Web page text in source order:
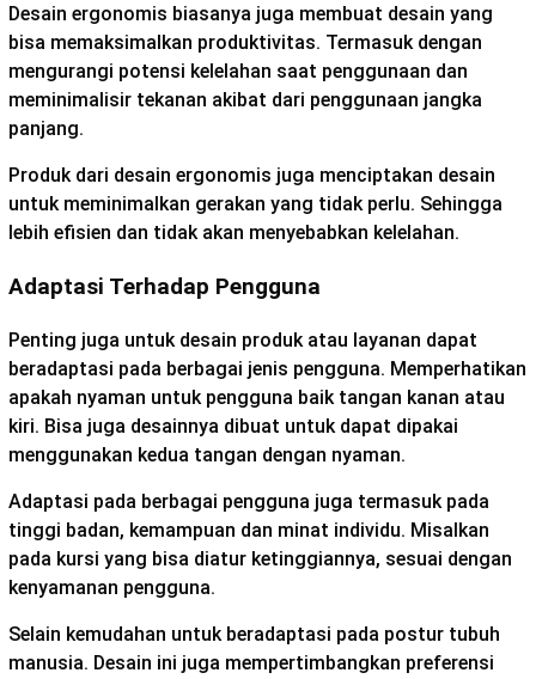
Desain ergonomis biasanya juga membuat desain yang
bisa memaksimalkan produktivitas. Termasuk dengan
mengurangi potensi kelelahan saat penggunaan dan
meminimalisir tekanan akibat dari penggunaan jangka
panjang.
Produk dari desain ergonomis juga menciptakan desain
untuk meminimalkan gerakan yang tidak perlu. Sehingga
lebih efisien dan tidak akan menyebabkan kelelahan.
Adaptasi Terhadap Pengguna
Penting juga untuk desain produk atau layanan dapat
beradaptasi pada berbagai jenis pengguna. Memperhatikan
apakah nyaman untuk pengguna baik tangan kanan atau
kiri. Bisa juga desainnya dibuat untuk dapat dipakai
menggunakan kedua tangan dengan nyaman.
Adaptasi pada berbagai pengguna juga termasuk pada
tinggi badan, kemampuan dan minat individu. Misalkan
pada kursi yang bisa diatur ketinggiannya, sesuai dengan
kenyamanan pengguna.
Selain kemudahan untuk beradaptasi pada postur tubuh
manusia. Desain ini juga mempertimbangkan preferensi